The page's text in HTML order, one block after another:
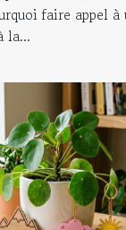
faire appel à
la...